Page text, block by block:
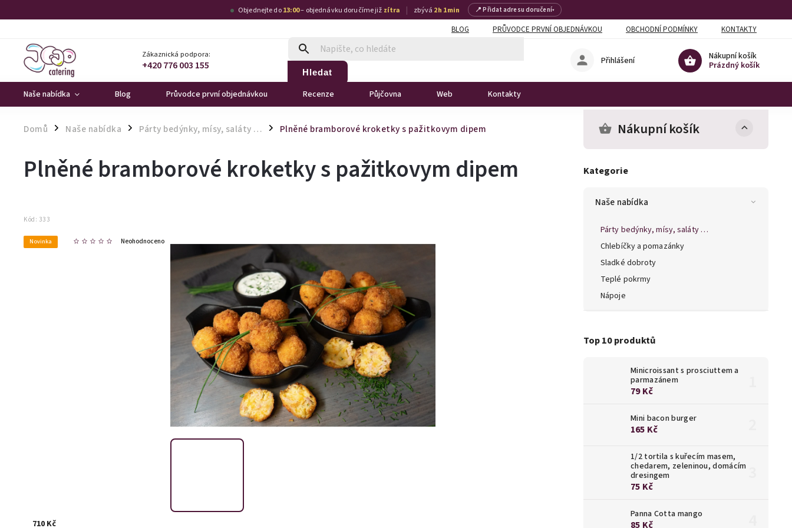
Objednejte do13:00– objednávku doručíme již zítra | zbývá 2 h 1 min 📍 Přidat adresu doručení▾
BLOG PRŮVODCE PRVNÍ OBJEDNÁVKOU OBCHODNÍ PODMÍNKY KONTAKTY
Zákaznická podpora:
+420 776 003 155 Hledat
Nákupní košík
Prázdný košík
Přihlášení
Naše nabídka Blog Průvodce první objednávkou Recenze Půjčovna Web Kontakty
Domů / Naše nabídka / Párty bedýnky, mísy, saláty … / Plněné bramborové kroketky s pažitkovym dipem Nákupní košík
Kategorie
Naše nabídka
Párty bedýnky, mísy, saláty …
Chlebíčky a pomazánky
Sladké dobroty
Teplé pokrmy
Nápoje
Top 10 produktů
Minicroissant s prosciuttem a
parmazánem
79 Kč
Mini bacon burger
165 Kč
1/2 tortila s kuřecím masem,
chedarem, zeleninou, domácím
dresingem
75 Kč
Panna Cotta mango
85 Kč
Plněné bramborové kroketky s pažitkovym dipem
Kód: 333
Novinka Neohodnoceno
710 Kč